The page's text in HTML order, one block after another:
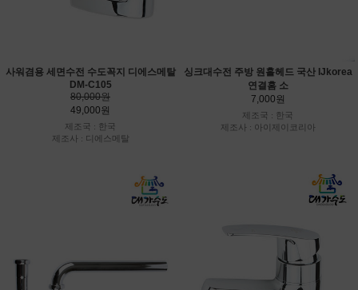
사워겸용 세면수전 수도꼭지 디에스메탈
DM-C105
80,000원
49,000원
제조국 : 한국
제조사 : 디에스메탈
싱크대수전 주방 원홀헤드 국산 IJkorea
연결홈 소
7,000원
제조국 : 한국
제조사 : 아이제이코리아